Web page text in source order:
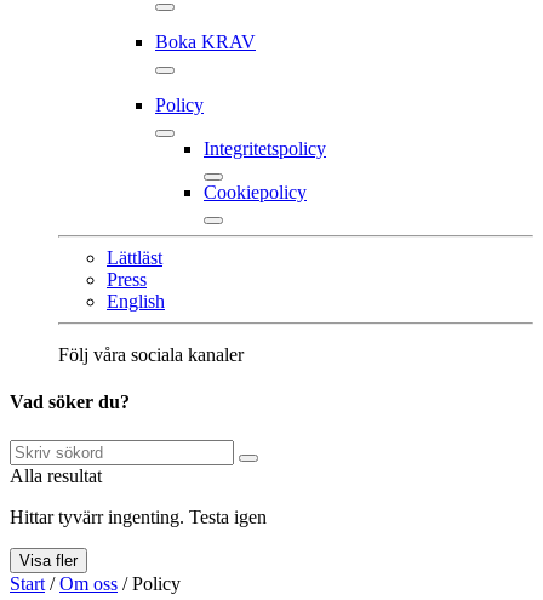
Boka KRAV
Policy
Integritetspolicy
Cookiepolicy
Lättläst
Press
English
Följ våra sociala kanaler
Vad söker du?
Alla resultat
Hittar tyvärr ingenting. Testa igen
Visa fler
Start /Om oss /Policy